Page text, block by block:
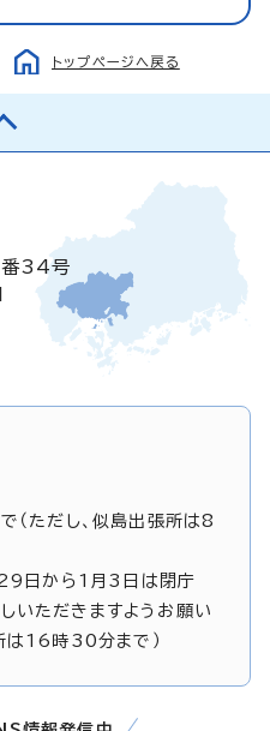
トップページへ戻る
番34号
ただし、似島出張所は8
日から1月3日は閉庁
いただきますようお願い
は16時30分まで）